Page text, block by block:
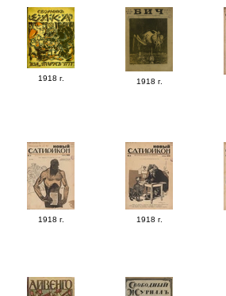
1918 г. 1918 г.
1918 г. 1918 г.